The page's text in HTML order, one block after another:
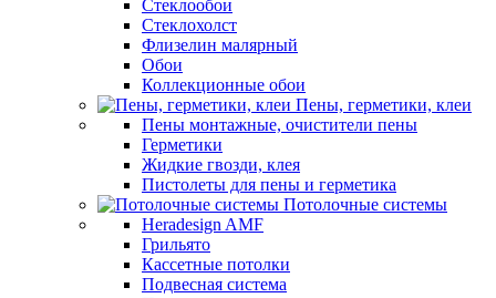
Стеклообои
Стеклохолст
Флизелин малярный
Обои
Коллекционные обои
Пены, герметики, клеи
Пены монтажные, очистители пены
Герметики
Жидкие гвозди, клея
Пистолеты для пены и герметика
Потолочные системы
Heradesign AMF
Грильято
Кассетные потолки
Подвесная система